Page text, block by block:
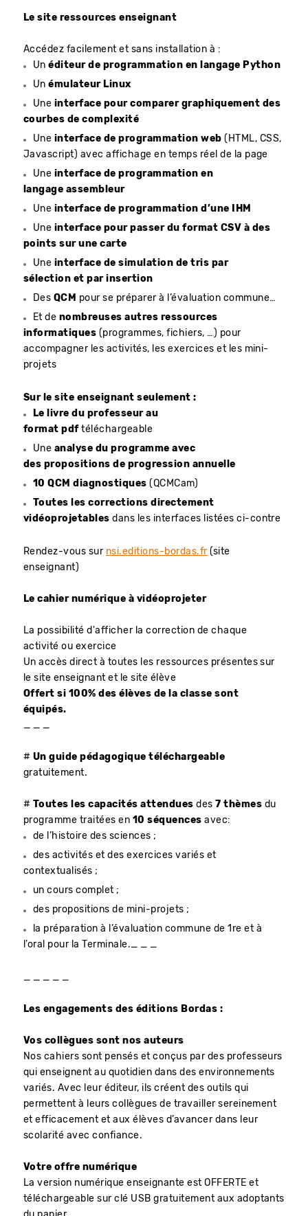
Le site ressources enseignant
Accédez facilement et sans installation à :
Unéditeur de programmation en langage Python
Un émulateur Linux
Une interface pour comparer graphiquement des
courbes de complexité
Une interface de programmation web (HTML, CSS,
Javascript) avec affichage en temps réel de la page
Une interface de programmation en
langage assembleur
Une interface de programmation d’une IHM
Une interface pour passer du format CSV à des
points sur une carte
Une interface de simulation de tris par
sélection et par insertion
Des QCM pour se préparer à l’évaluation commune…
Et de nombreuses autres ressources
informatiques (programmes, fichiers, …) pour
accompagner les activités, les exercices et les mini-
projets
Sur le site enseignant seulement :
Le livre du professeur au
format pdf téléchargeable
Une analyse du programme avec
des propositions de progression annuelle
10 QCM diagnostiques(QCMCam)
Toutes les corrections directement
vidéoprojetables dans les interfaces listées ci-contre
Rendez-vous sur nsi.editions-bordas.fr (site
enseignant)
Le cahier numérique à vidéoprojeter
La possibilité d'afficher la correction de chaque
activité ou exercice
Un accès direct à toutes les ressources présentes sur
le site enseignant et le site élève
Offert si 100% des élèves de la classe sont
équipés.
_ _ _
# Un guide pédagogique téléchargeable
gratuitement.
# Toutes les capacités attendues des 7 thèmes du
programme traitées en 10 séquences avec:
de l’histoire des sciences ;
des activités et des exercices variés et
contextualisés ;
un cours complet ;
des propositions de mini-projets ;
la préparation à l’évaluation commune de 1re et à
l’oral pour la Terminale._ _ _
_ _ _ _ _
Les engagements des éditions Bordas :
Vos collègues sont nos auteurs
Nos cahiers sont pensés et conçus par des professeurs
qui enseignent au quotidien dans des environnements
variés. Avec leur éditeur, ils créent des outils qui
permettent à leurs collègues de travailler sereinement
et efficacement et aux élèves d’avancer dans leur
scolarité avec confiance.
Votre offre numérique
La version numérique enseignante est OFFERTE et
téléchargeable sur clé USB gratuitement aux adoptants